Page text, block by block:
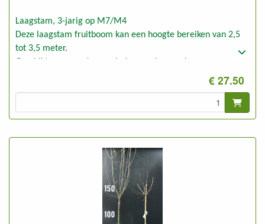
Laagstam, 3-jarig op M7/M4
Deze laagstam fruitboom kan een hoogte bereiken van 2,5
tot 3,5 meter.
€ 27.50